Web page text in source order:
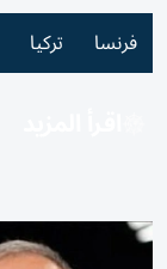
فرنسا تركيا